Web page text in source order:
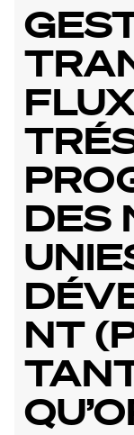
DES
NT